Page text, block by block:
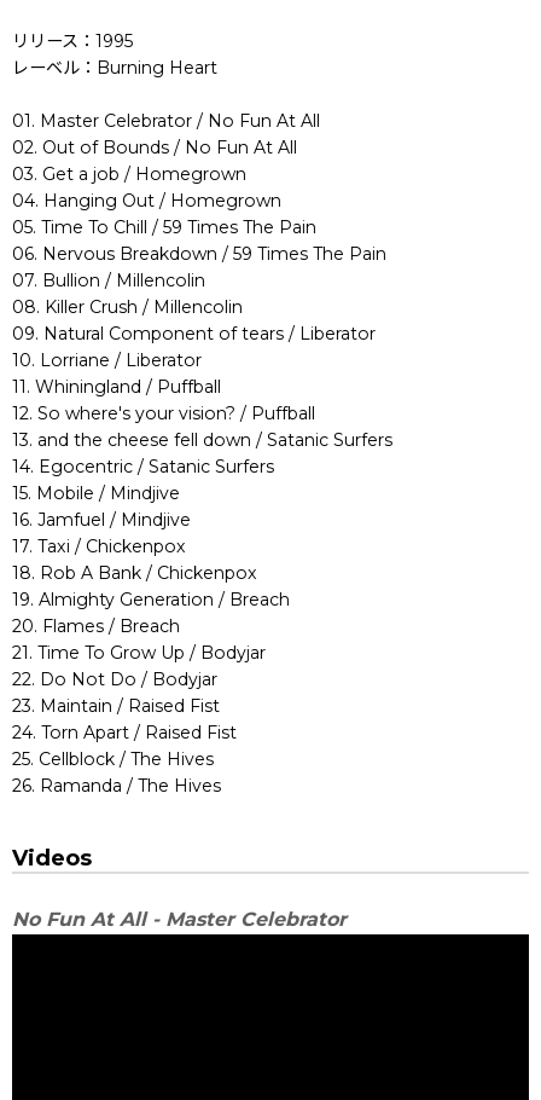
リリース：1995
レーベル：Burning Heart
01. Master Celebrator / No Fun At All
02. Out of Bounds / No Fun At All
03. Get a job / Homegrown
04. Hanging Out / Homegrown
05. Time To Chill / 59 Times The Pain
06. Nervous Breakdown / 59 Times The Pain
07. Bullion / Millencolin
08. Killer Crush / Millencolin
09. Natural Component of tears / Liberator
10. Lorriane / Liberator
11. Whiningland / Puffball
12. So where's your vision? / Puffball
13. and the cheese fell down / Satanic Surfers
14. Egocentric / Satanic Surfers
15. Mobile / Mindjive
16. Jamfuel / Mindjive
17. Taxi / Chickenpox
18. Rob A Bank / Chickenpox
19. Almighty Generation / Breach
20. Flames / Breach
21. Time To Grow Up / Bodyjar
22. Do Not Do / Bodyjar
23. Maintain / Raised Fist
24. Torn Apart / Raised Fist
25. Cellblock / The Hives
26. Ramanda / The Hives
Videos
No Fun At All - Master Celebrator